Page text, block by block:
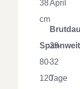
38
cm
80-
120
April
29-
32
Tage